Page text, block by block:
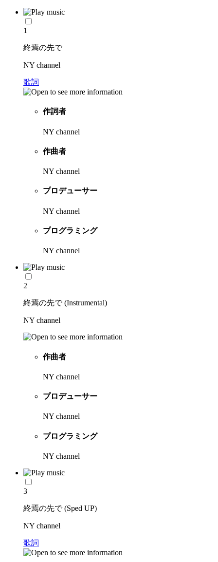
1
終焉の先で
NY channel
歌詞
作詞者
NY channel
作曲者
NY channel
プロデューサー
NY channel
プログラミング
NY channel
2
終焉の先で (Instrumental)
NY channel
作曲者
NY channel
プロデューサー
NY channel
プログラミング
NY channel
3
終焉の先で (Sped UP)
NY channel
歌詞